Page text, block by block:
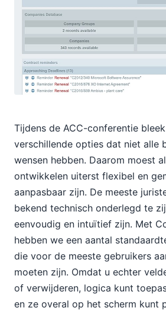
Tijdens de ACC-conferentie
verschillende opties dat niet alle
wensen hebben. Daarom moest
ontwikkelen uiterst flexibel en
aanpasbaar zijn. De meeste
bekend technisch onderlegd te
eenvoudig en intuïtief zijn. Met
hebben we een aantal
die voor de meeste gebruikers
moeten zijn. Omdat u echter
of verwijderen, logica kunt
en ze overal op het scherm kunt